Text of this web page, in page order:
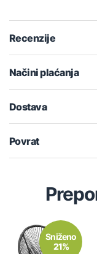
Recenzije
Načini plaćanja
Dostava
Povrat
Sniženo
21%